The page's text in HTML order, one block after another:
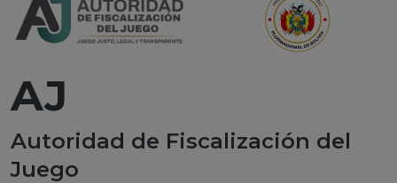
AJ
Autoridad de Fiscalización del
Juego